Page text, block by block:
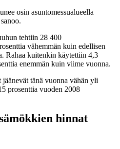
osin asuntomessualueella
tehtiin 28 400
vähemmän kuin edellisen
Rahaa kuitenkin käytettiin 4,3
enemmän kuin viime vuonna.
tänä vuonna vähän yli
prosenttia vuoden 2008
hinnat